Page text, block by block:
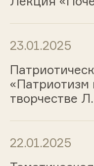
23.01.2025
«Патриотизм
творчестве
22.01.2025